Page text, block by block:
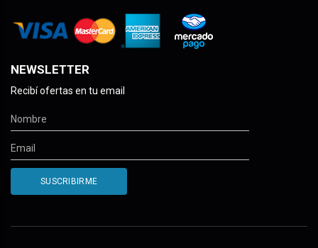
NEWSLETTER
Recibí ofertas en tu email